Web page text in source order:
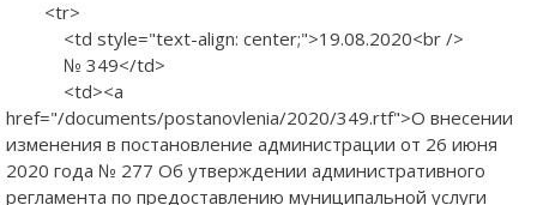
<tr>
<td style="text-align: center;">19.08.2020<br />
№ 349</td>
<td><a
href="/documents/postanovlenia/2020/349.rtf">О внесении
изменения в постановление администрации от 26 июня
2020 года № 277 Об утверждении административного
регламента по предоставлению муниципальной услуги